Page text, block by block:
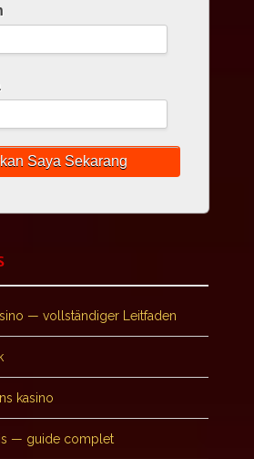
— vollständiger Leitfaden
kasino
— guide complet